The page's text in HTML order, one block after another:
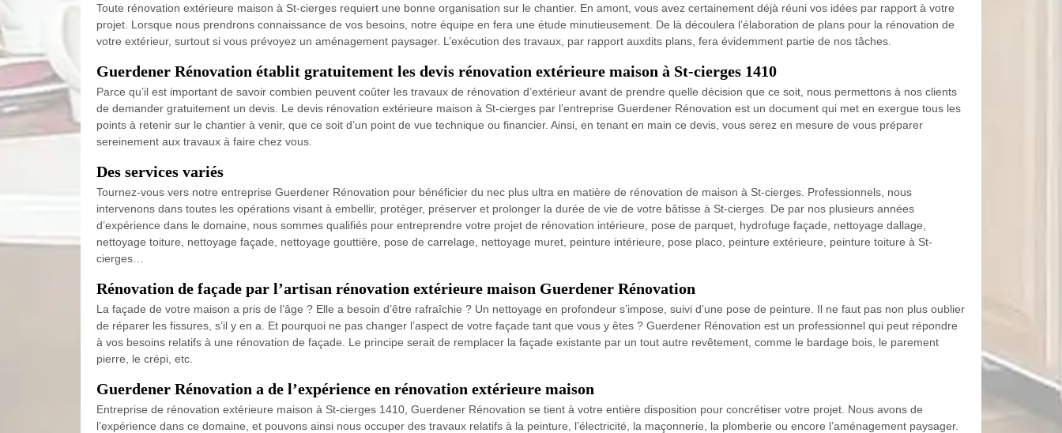
Toute rénovation extérieure maison à St-cierges requiert une bonne organisation sur le chantier. En amont, vous avez certainement déjà réuni vos idées par rapport à votre
projet. Lorsque nous prendrons connaissance de vos besoins, notre équipe en fera une étude minutieusement. De là découlera l’élaboration de plans pour la rénovation de
votre extérieur, surtout si vous prévoyez un aménagement paysager. L’exécution des travaux, par rapport auxdits plans, fera évidemment partie de nos tâches.
Guerdener Rénovation établit gratuitement les devis rénovation extérieure maison à St-cierges 1410
Parce qu’il est important de savoir combien peuvent coûter les travaux de rénovation d’extérieur avant de prendre quelle décision que ce soit, nous permettons à nos clients
de demander gratuitement un devis. Le devis rénovation extérieure maison à St-cierges par l’entreprise Guerdener Rénovation est un document qui met en exergue tous les
points à retenir sur le chantier à venir, que ce soit d’un point de vue technique ou financier. Ainsi, en tenant en main ce devis, vous serez en mesure de vous préparer
sereinement aux travaux à faire chez vous.
Des services variés
Tournez-vous vers notre entreprise Guerdener Rénovation pour bénéficier du nec plus ultra en matière de rénovation de maison à St-cierges. Professionnels, nous
intervenons dans toutes les opérations visant à embellir, protéger, préserver et prolonger la durée de vie de votre bâtisse à St-cierges. De par nos plusieurs années
d’expérience dans le domaine, nous sommes qualifiés pour entreprendre votre projet de rénovation intérieure, pose de parquet, hydrofuge façade, nettoyage dallage,
nettoyage toiture, nettoyage façade, nettoyage gouttière, pose de carrelage, nettoyage muret, peinture intérieure, pose placo, peinture extérieure, peinture toiture à St-
cierges…
Rénovation de façade par l’artisan rénovation extérieure maison Guerdener Rénovation
La façade de votre maison a pris de l’âge ? Elle a besoin d’être rafraîchie ? Un nettoyage en profondeur s’impose, suivi d’une pose de peinture. Il ne faut pas non plus oublier
de réparer les fissures, s’il y en a. Et pourquoi ne pas changer l’aspect de votre façade tant que vous y êtes ? Guerdener Rénovation est un professionnel qui peut répondre
à vos besoins relatifs à une rénovation de façade. Le principe serait de remplacer la façade existante par un tout autre revêtement, comme le bardage bois, le parement
pierre, le crépi, etc.
Guerdener Rénovation a de l’expérience en rénovation extérieure maison
Entreprise de rénovation extérieure maison à St-cierges 1410, Guerdener Rénovation se tient à votre entière disposition pour concrétiser votre projet. Nous avons de
l’expérience dans ce domaine, et pouvons ainsi nous occuper des travaux relatifs à la peinture, l’électricité, la maçonnerie, la plomberie ou encore l’aménagement paysager.